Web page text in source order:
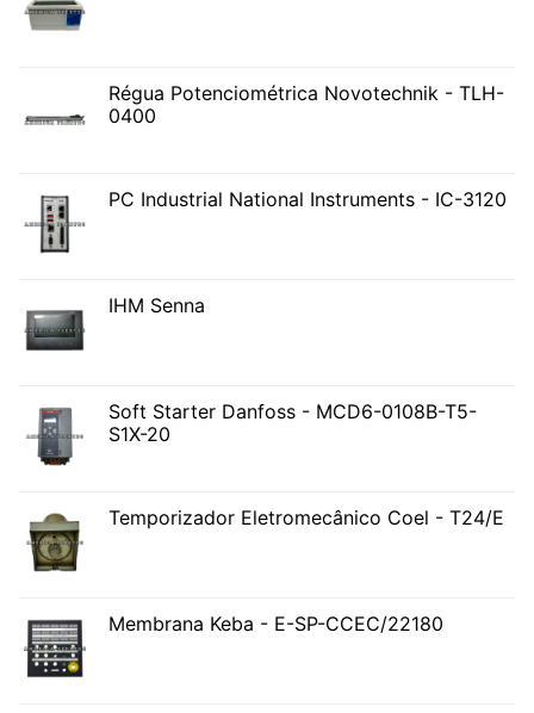
Régua Potenciométrica Novotechnik - TLH-
0400
PC Industrial National Instruments - IC-3120
IHM Senna
Soft Starter Danfoss - MCD6-0108B-T5-
S1X-20
Temporizador Eletromecânico Coel - T24/E
Membrana Keba - E-SP-CCEC/22180